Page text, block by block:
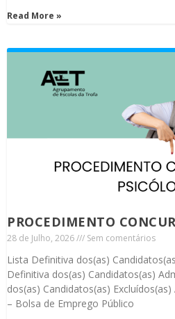
Read More »
PROCEDIMENTO
28 de Julho, 2026 Sem comentários
Lista Definitiva dos(as)
Definitiva dos(as) Candidatos(as)
dos(as) Candidatos(as)
– Bolsa de Emprego Público